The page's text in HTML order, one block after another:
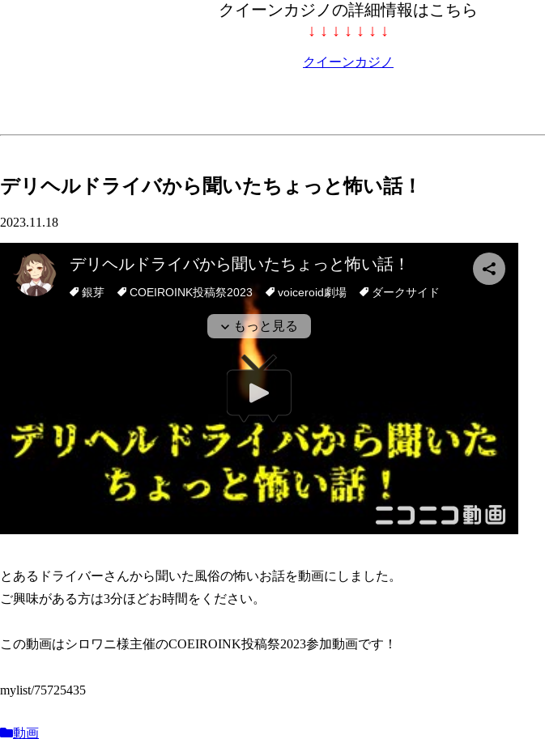
クイーンカジノの詳細情報はこちら
↓ ↓ ↓ ↓ ↓ ↓ ↓
クイーンカジノ
デリヘルドライバから聞いたちょっと怖い話！
2023.11.18
とあるドライバーさんから聞いた風俗の怖いお話を動画にしました。
ご興味がある方は3分ほどお時間をください。
この動画はシロワニ様主催のCOEIROINK投稿祭2023参加動画です！
mylist/75725435
動画